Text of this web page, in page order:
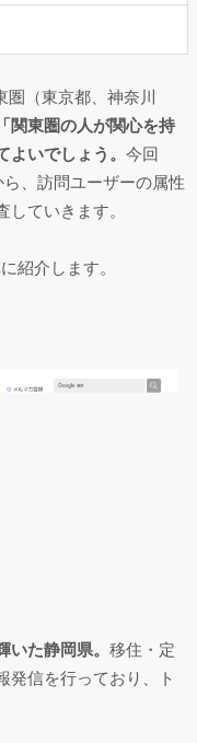
圏（東京都、神奈川
「関東圏の人が関心を持
いでしょう。 今回
、訪問ユーザーの属性
ていきます。
紹介します。
た静岡県。 移住・定
発信を行っており、ト